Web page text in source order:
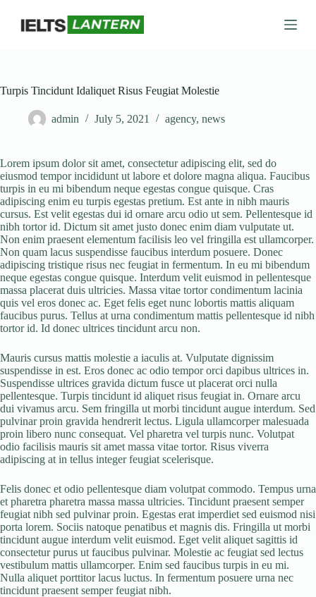
c
t
Turpis Tincidunt Idaliquet Risus Feugiat Molestie
admin July 5, 2021 agency, news
Lorem ipsum dolor sit amet, consectetur adipiscing elit, sed do
eiusmod tempor incididunt ut labore et dolore magna aliqua. Faucibus
turpis in eu mi bibendum neque egestas congue quisque. Cras
adipiscing enim eu turpis egestas pretium. Est ante in nibh mauris
cursus. Est velit egestas dui id ornare arcu odio ut sem. Pellentesque id
nibh tortor id. Dictum sit amet justo donec enim diam vulputate ut.
Non enim praesent elementum facilisis leo vel fringilla est ullamcorper.
Non quam lacus suspendisse faucibus interdum posuere. Donec
adipiscing tristique risus nec feugiat in fermentum. In eu mi bibendum
neque egestas congue quisque. Interdum velit euismod in pellentesque
massa placerat duis ultricies. Massa vitae tortor condimentum lacinia
quis vel eros donec ac. Eget felis eget nunc lobortis mattis aliquam
faucibus purus. Tellus at urna condimentum mattis pellentesque id nibh
tortor id. Id donec ultrices tincidunt arcu non.
Mauris cursus mattis molestie a iaculis at. Vulputate dignissim
suspendisse in est. Eros donec ac odio tempor orci dapibus ultrices in.
Suspendisse ultrices gravida dictum fusce ut placerat orci nulla
pellentesque. Turpis tincidunt id aliquet risus feugiat in. Ornare arcu
dui vivamus arcu. Sem fringilla ut morbi tincidunt augue interdum. Sed
pulvinar proin gravida hendrerit lectus. Ligula ullamcorper malesuada
proin libero nunc consequat. Vel pharetra vel turpis nunc. Volutpat
odio facilisis mauris sit amet massa vitae tortor. Risus viverra
adipiscing at in tellus integer feugiat scelerisque.
Felis donec et odio pellentesque diam volutpat commodo. Tempus urna
et pharetra pharetra massa massa ultricies. Tincidunt praesent semper
feugiat nibh sed pulvinar proin. Egestas erat imperdiet sed euismod nisi
porta lorem. Sociis natoque penatibus et magnis dis. Fringilla ut morbi
tincidunt augue interdum velit euismod. Eget velit aliquet sagittis id
consectetur purus ut faucibus pulvinar. Molestie ac feugiat sed lectus
vestibulum mattis ullamcorper. Enim sed faucibus turpis in eu mi.
Nulla aliquet porttitor lacus luctus. In fermentum posuere urna nec
tincidunt praesent semper feugiat nibh.